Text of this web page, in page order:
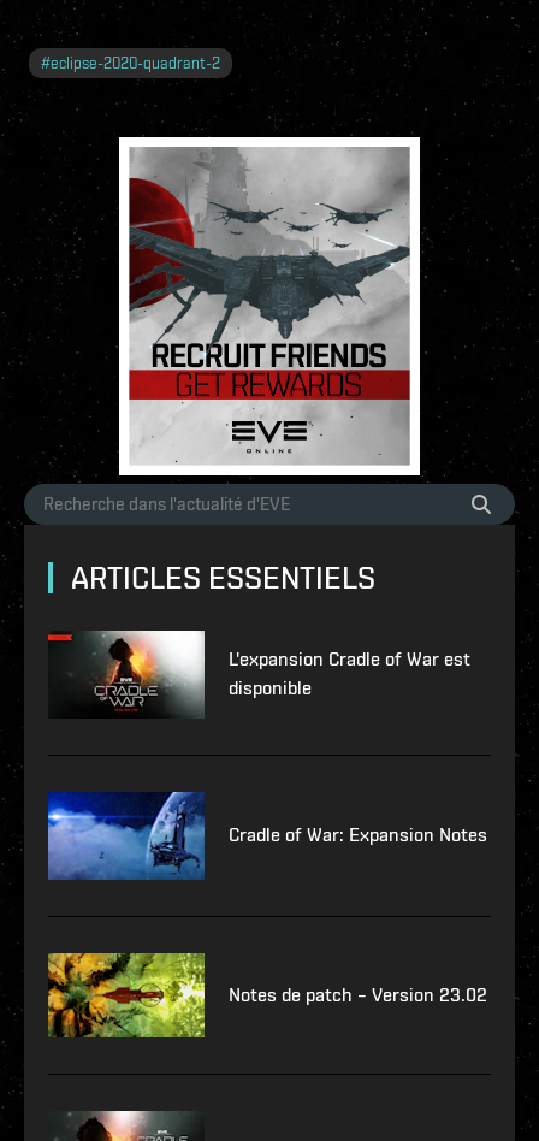
#eclipse-2020-quadrant-2
ARTICLES ESSENTIELS
L'expansion Cradle of War est
disponible
Cradle of War: Expansion Notes
Notes de patch – Version 23.02